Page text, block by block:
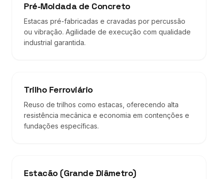
Pré-Moldada de Concreto
Estacas pré-fabricadas e cravadas por percussão
ou vibração. Agilidade de execução com qualidade
industrial garantida.
Trilho Ferroviário
Reuso de trilhos como estacas, oferecendo alta
resistência mecânica e economia em contenções e
fundações específicas.
Estacão (Grande Diâmetro)